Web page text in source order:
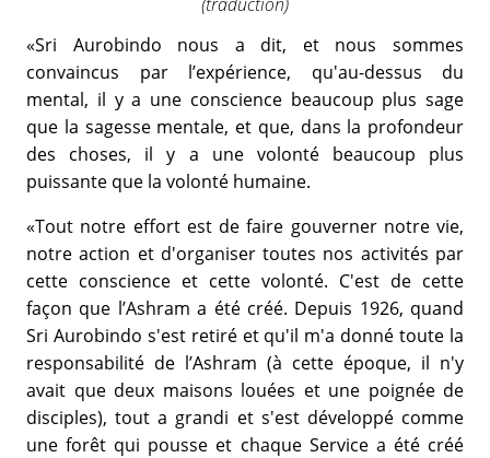
«Sri Aurobindo nous a dit, et nous sommes
convaincus par l’expérience, qu'au-dessus du
mental, il y a une conscience beaucoup plus sage
que la sagesse mentale, et que, dans la profondeur
des choses, il y a une volonté beaucoup plus
puissante que la volonté humaine.
«Tout notre effort est de faire gouverner notre vie,
notre action et d'organiser toutes nos activités par
cette conscience et cette volonté. C'est de cette
façon que l’Ashram a été créé. Depuis 1926, quand
Sri Aurobindo s'est retiré et qu'il m'a donné toute la
responsabilité de l’Ashram (à cette époque, il n'y
avait que deux maisons louées et une poignée de
disciples), tout a grandi et s'est développé comme
une forêt qui pousse et chaque Service a été créé